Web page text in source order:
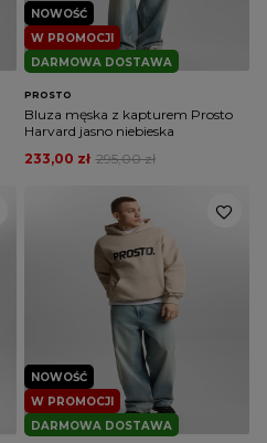
W PROMOCJI
NOWOŚĆ
DARMOWA DOSTAWA
PROSTO
Bluza męska z kapturem Prosto
Harvard jasno niebieska
295,00 zł
233,00 zł
W PROMOCJI
NOWOŚĆ
DARMOWA DOSTAWA